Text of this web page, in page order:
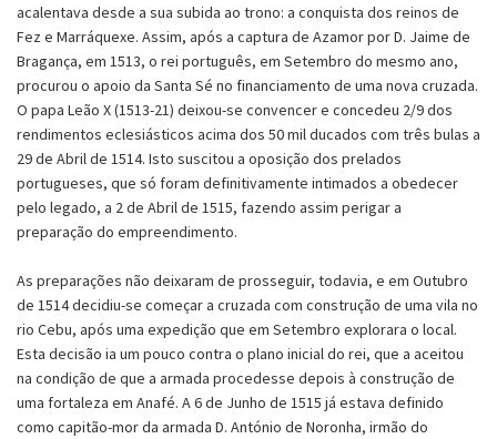
acalentava desde a sua subida ao trono: a conquista dos reinos de
Fez e Marráquexe. Assim, após a captura de Azamor por D. Jaime de
Bragança, em 1513, o rei português, em Setembro do mesmo ano,
procurou o apoio da Santa Sé no financiamento de uma nova cruzada.
O papa Leão X (1513-21) deixou-se convencer e concedeu 2/9 dos
rendimentos eclesiásticos acima dos 50 mil ducados com três bulas a
29 de Abril de 1514. Isto suscitou a oposição dos prelados
portugueses, que só foram definitivamente intimados a obedecer
pelo legado, a 2 de Abril de 1515, fazendo assim perigar a
preparação do empreendimento.
As preparações não deixaram de prosseguir, todavia, e em Outubro
de 1514 decidiu-se começar a cruzada com construção de uma vila no
rio Cebu, após uma expedição que em Setembro explorara o local.
Esta decisão ia um pouco contra o plano inicial do rei, que a aceitou
na condição de que a armada procedesse depois à construção de
uma fortaleza em Anafé. A 6 de Junho de 1515 já estava definido
como capitão-mor da armada D. António de Noronha, irmão do